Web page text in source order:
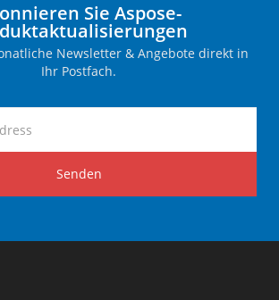
Sie Aspose-
Newsletter & Angebote direkt in
Ihr Postfach.
Senden